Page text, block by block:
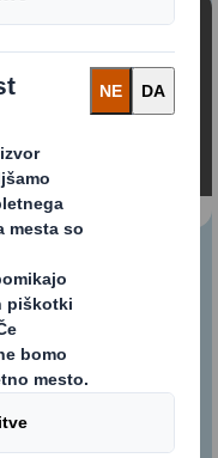
soglašati s
za